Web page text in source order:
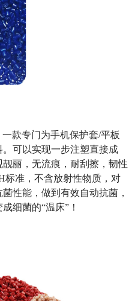
款专门为手机保护套/平板
。可以实现一步注塑直接成
丽，无流痕，耐刮擦，韧性
标准，不含放射性物质，对
性能，做到有效自动抗菌，
细菌的“温床”！